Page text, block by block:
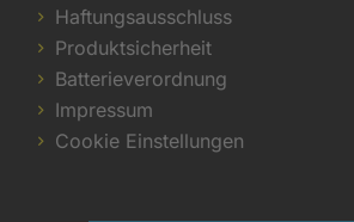
Haftungsausschluss
Produktsicherheit
Batterieverordnung
Impressum
Cookie Einstellungen